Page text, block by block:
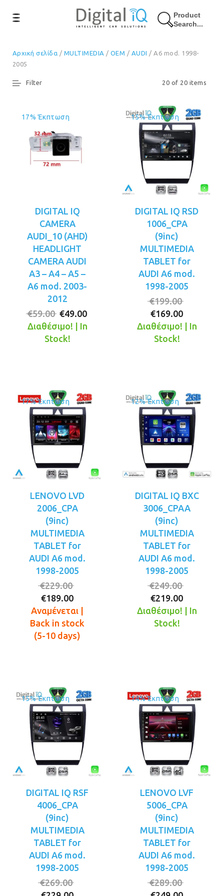
Product
Search...
Αρχική σελίδα / MULTIMEDIA / OEM / AUDI / A6 mod. 1998-
2005
20 of 20 items
Filter
17% Έκπτωση
DIGITAL IQ
CAMERA
AUDI_10 (AHD)
HEADLIGHT
CAMERA AUDI
A3 – A4 – A5 –
A6 mod. 2003-
2012
€59.00 Original
price
was:
€49.00
Διαθέσιμο! | In
Stock!
15% Έκπτωση
DIGITAL IQ RSD
1006_CPA
(9inc)
MULTIMEDIA
TABLET for
AUDI A6 mod.
1998-2005
€199.00
was:
€169.00
Διαθέσιμο! | In
Stock!
17% Έκπτωση
LENOVO LVD
2006_CPA
(9inc)
MULTIMEDIA
TABLET for
AUDI A6 mod.
1998-2005
€229.00
was:
€229.00.
€189.00
τρέχουσα
τιμή
είναι:
Αναμένεται |
Back in stock
(5-10 days)
12% Έκπτωση
DIGITAL IQ BXC
3006_CPAA
(9inc)
MULTIMEDIA
TABLET for
AUDI A6 mod.
1998-2005
€249.00
was:
€219.00
Διαθέσιμο! | In
Stock!
15% Έκπτωση
DIGITAL IQ RSF
4006_CPA
(9inc)
MULTIMEDIA
TABLET for
AUDI A6 mod.
1998-2005
€269.00
14% Έκπτωση
LENOVO LVF
5006_CPA
(9inc)
MULTIMEDIA
TABLET for
AUDI A6 mod.
1998-2005
€289.00